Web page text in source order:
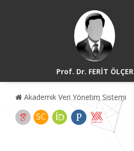
Prof. Dr. FERİT ÖLÇER
Akademik Veri Yönetim Sistemi